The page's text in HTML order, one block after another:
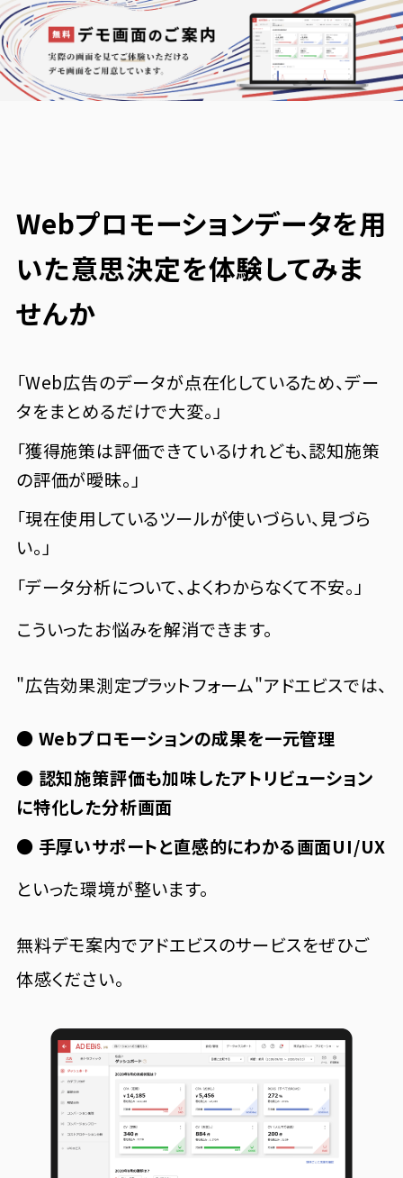
Webプロモーションデータを用
いた意思決定を体験してみま
せんか
「Web広告のデータが点在化しているため、デー
タをまとめるだけで大変。」
「獲得施策は評価できているけれども、認知施策
の評価が曖昧。」
「現在使用しているツールが使いづらい、見づら
い。」
「データ分析について、よくわからなくて不安。」
こういったお悩みを解消できます。
"広告効果測定プラットフォーム"アドエビスでは、
● Webプロモーションの成果を一元管理
● 認知施策評価も加味したアトリビューション
に特化した分析画面
● 手厚いサポートと直感的にわかる画面UI/UX
といった環境が整います。
無料デモ案内でアドエビスのサービスをぜひご
体感ください。